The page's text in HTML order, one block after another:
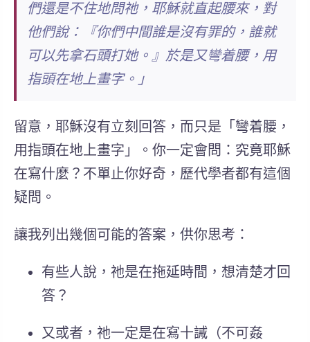
們還是不住地問祂，耶穌就直起腰來，對
他們說：『你們中間誰是沒有罪的，誰就
可以先拿石頭打她。』於是又彎着腰，用
指頭在地上畫字。」
留意，耶穌沒有立刻回答，而只是「彎着腰，
用指頭在地上畫字」。你一定會問：究竟耶穌
在寫什麼？不單止你好奇，歷代學者都有這個
疑問。
讓我列出幾個可能的答案，供你思考：
有些人說，祂是在拖延時間，想清楚才回
答？
又或者，祂一定是在寫十誡（不可姦